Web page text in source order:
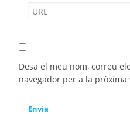
Desa el meu nom, correu
navegador per a la